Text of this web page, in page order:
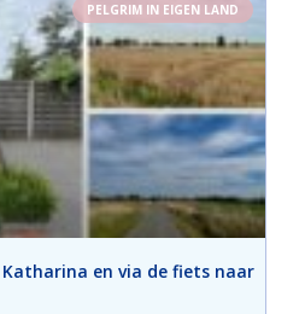
PELGRIM IN EIGEN LAND
en via de fiets naar